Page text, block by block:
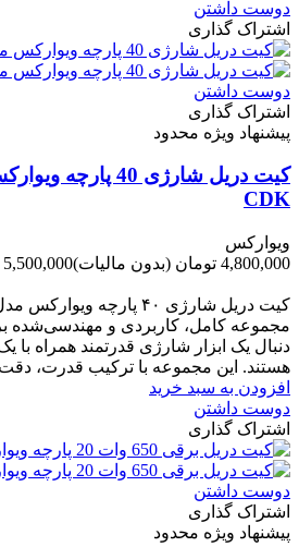
دوست داشتن
اشتراک گذاری
دوست داشتن
اشتراک گذاری
پیشنهاد ویژه محدود
CDK
ویوارکس
4,800,000 تومان
(بدون مالیات)5,500,000 تومان
مجموعه کامل، کاربردی و مهندسی‌شده
دنبال یک ابزار شارژی قدرتمند همراه با
هستند. این مجموعه با ترکیب قدرت، دقت
افزودن به سبد خرید
دوست داشتن
اشتراک گذاری
دوست داشتن
اشتراک گذاری
پیشنهاد ویژه محدود